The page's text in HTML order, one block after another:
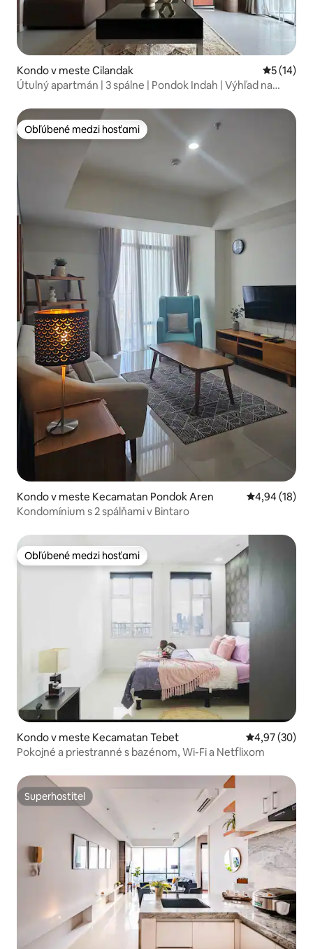
Kondo v meste Cilandak
5 (14)
Útulný apartmán | 3 spálne | Pondok Indah | Výhľad na
Obľúbené medzi hosťami
Obľúbené medzi hosťami
Kondo v meste Kecamatan Pondok Aren Priemerné
4,94 (18)
Kondomínium s 2 spálňami v Bintaro
Obľúbené medzi hosťami
Obľúbené medzi hosťami
Kondo v meste Kecamatan Tebet Priemerné
4,97 (30)
Pokojné a priestranné s bazénom, Wi-Fi a Netflixom
Superhostiteľ
Superhostiteľ